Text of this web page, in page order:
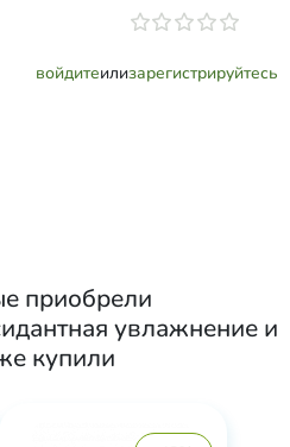
войдитеилизарегистрируйтесь
приобрели
увлажнение и
купили